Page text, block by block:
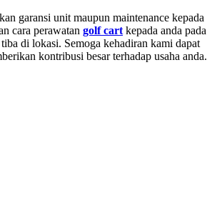
garansi unit maupun maintenance kepada
cara perawatan golf cart kepada anda pada
di lokasi. Semoga kehadiran kami dapat
kontribusi besar terhadap usaha anda.